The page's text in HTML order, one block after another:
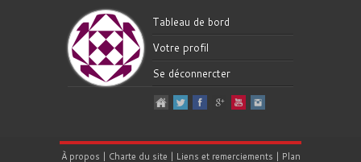
Tableau de bord
Votre profil
Se déconnercter
À propos | Charte du site | Liens et remerciements | Plan